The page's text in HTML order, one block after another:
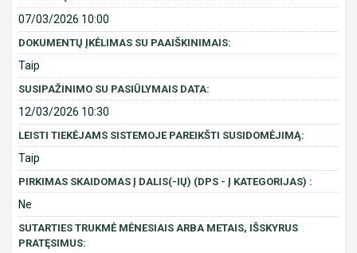
07/03/2026 10:00
DOKUMENTŲ ĮKĖLIMAS SU PAAIŠKINIMAIS:
Taip
SUSIPAŽINIMO SU PASIŪLYMAIS DATA:
12/03/2026 10:30
LEISTI TIEKĖJAMS SISTEMOJE PAREIKŠTI SUSIDOMĖJIMĄ:
Taip
PIRKIMAS SKAIDOMAS Į DALIS(-IŲ) (DPS - Į KATEGORIJAS) :
Ne
SUTARTIES TRUKMĖ MĖNESIAIS ARBA METAIS, IŠSKYRUS
PRATĘSIMUS: